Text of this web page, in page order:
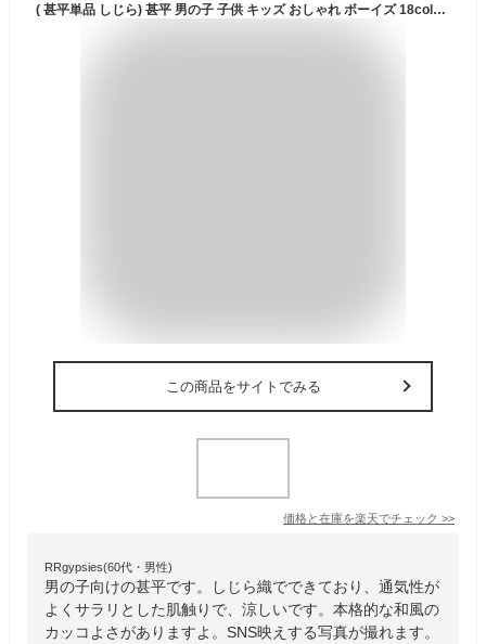
( 甚平単品 しじら) 甚平 男の子 子供 キッズ おしゃれ ボーイズ 18colors 110/120/130/140/150(rg)
この商品をサイトでみる
価格と在庫を楽天でチェック >>
RRgypsies(60代・男性)
男の子向けの甚平です。しじら織でできており、通気性が
よくサラリとした肌触りで、涼しいです。本格的な和風の
カッコよさがありますよ。SNS映えする写真が撮れます。